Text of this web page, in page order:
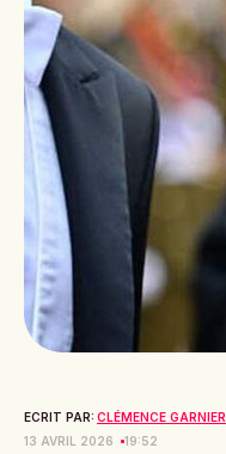
ECRIT PAR: CLÉMENCE GARNIER
13 AVRIL 2026
19:52